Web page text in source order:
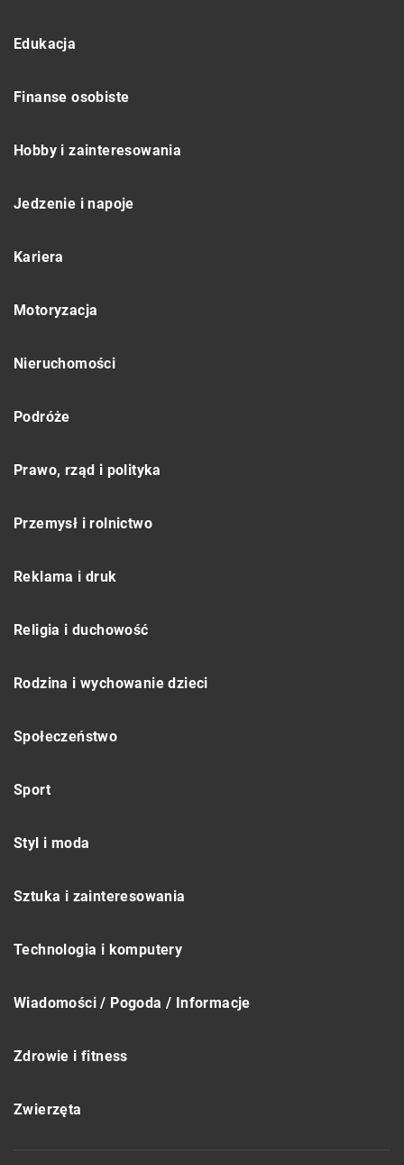
Edukacja
Finanse osobiste
Hobby i zainteresowania
Jedzenie i napoje
Kariera
Motoryzacja
Nieruchomości
Podróże
Prawo, rząd i polityka
Przemysł i rolnictwo
Reklama i druk
Religia i duchowość
Rodzina i wychowanie dzieci
Społeczeństwo
Sport
Styl i moda
Sztuka i zainteresowania
Technologia i komputery
Wiadomości / Pogoda / Informacje
Zdrowie i fitness
Zwierzęta